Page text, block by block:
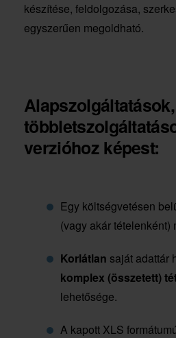
készítése, feldolgozása,
egyszerűen megoldható.
Alapszolgáltatások,
verzióhoz képest:
Egy költségvetésen
(vagy akár tételenként)
Korlátlan saját adattár
komplex (összetett)
lehetősége.
A kapott XLS